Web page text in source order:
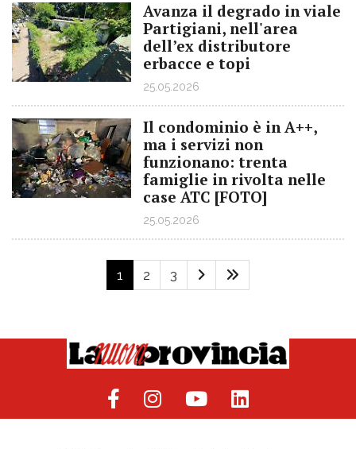
Avanza il degrado in viale
Partigiani, nell'area
dell’ex distributore
erbacce e topi
25.05.2026
Il condominio è in A++,
ma i servizi non
funzionano: trenta
famiglie in rivolta nelle
case ATC [FOTO]
25.05.2026
1 2 3